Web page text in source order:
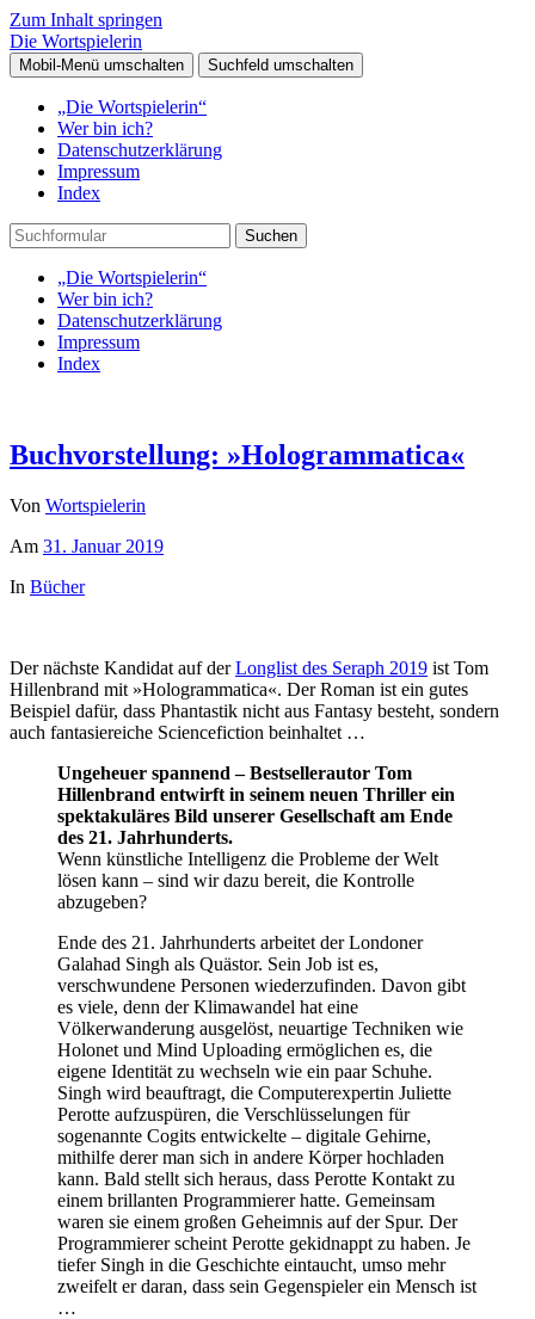
Zum Inhalt springen
Die Wortspielerin
Mobil-Menü umschalten Suchfeld umschalten
„Die Wortspielerin“
Wer bin ich?
Datenschutzerklärung
Impressum
Index
Suchen
„Die Wortspielerin“
Wer bin ich?
Datenschutzerklärung
Impressum
Index
Buchvorstellung: »Hologrammatica«
Von Wortspielerin
Am 31. Januar 2019
In Bücher
Der nächste Kandidat auf derLonglist des Seraph 2019 ist Tom
Hillenbrand mit »Hologrammatica«. Der Roman ist ein gutes
Beispiel dafür, dass Phantastik nicht aus Fantasy besteht, sondern
auch fantasiereiche Sciencefiction beinhaltet …
Ungeheuer spannend – Bestsellerautor Tom
Hillenbrand entwirft in seinem neuen Thriller ein
spektakuläres Bild unserer Gesellschaft am Ende
des 21. Jahrhunderts.
Wenn künstliche Intelligenz die Probleme der Welt
lösen kann – sind wir dazu bereit, die Kontrolle
abzugeben?
Ende des 21. Jahrhunderts arbeitet der Londoner
Galahad Singh als Quästor. Sein Job ist es,
verschwundene Personen wiederzufinden. Davon gibt
es viele, denn der Klimawandel hat eine
Völkerwanderung ausgelöst, neuartige Techniken wie
Holonet und Mind Uploading ermöglichen es, die
eigene Identität zu wechseln wie ein paar Schuhe.
Singh wird beauftragt, die Computerexpertin Juliette
Perotte aufzuspüren, die Verschlüsselungen für
sogenannte Cogits entwickelte – digitale Gehirne,
mithilfe derer man sich in andere Körper hochladen
kann. Bald stellt sich heraus, dass Perotte Kontakt zu
einem brillanten Programmierer hatte. Gemeinsam
waren sie einem großen Geheimnis auf der Spur. Der
Programmierer scheint Perotte gekidnappt zu haben. Je
tiefer Singh in die Geschichte eintaucht, umso mehr
zweifelt er daran, dass sein Gegenspieler ein Mensch ist
…